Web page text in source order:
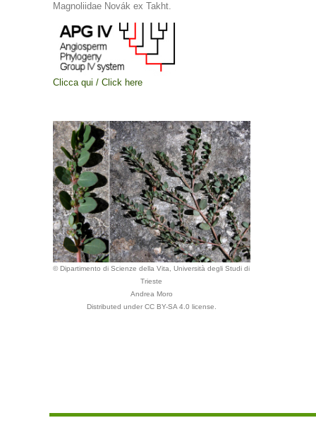
Magnoliidae Novák ex Takht.
Clicca qui / Click here
© Dipartimento di Scienze della Vita, Università degli Studi di
Trieste
Andrea Moro
Distributed under CC BY-SA 4.0 license.